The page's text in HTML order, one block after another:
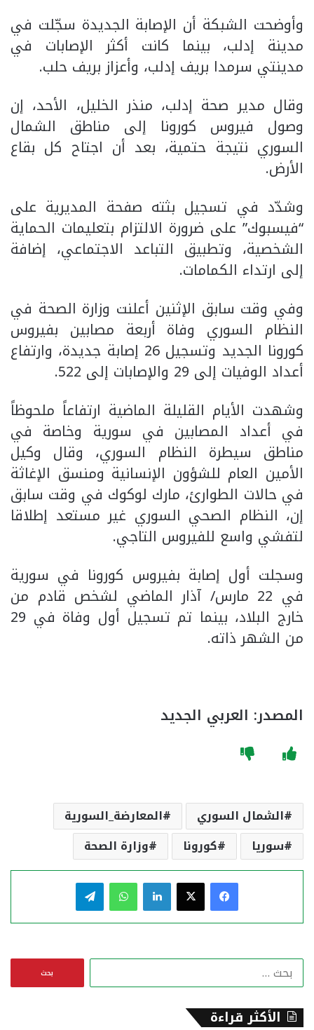
وأوضحت الشبكة أن الإصابة الجديدة سجّلت في
مدينة إدلب، بينما كانت أكثر الإصابات في
مدينتي سرمدا بريف إدلب، وأعزاز بريف حلب.
وقال مدير صحة إدلب، منذر الخليل، الأحد، إن
وصول فيروس كورونا إلى مناطق الشمال
السوري نتيجة حتمية، بعد أن اجتاح كل بقاع
الأرض.
وشدّد في تسجيل بثته صفحة المديرية على
“فيسبوك” على ضرورة الالتزام بتعليمات الحماية
الشخصية، وتطبيق التباعد الاجتماعي، إضافة
إلى ارتداء الكمامات.
وفي وقت سابق الإثنين أعلنت وزارة الصحة في
النظام السوري وفاة أربعة مصابين بفيروس
كورونا الجديد وتسجيل 26 إصابة جديدة، وارتفاع
أعداد الوفيات إلى 29 والإصابات إلى 522.
وشهدت الأيام القليلة الماضية ارتفاعاً ملحوظاً
في أعداد المصابين في سورية وخاصة في
مناطق سيطرة النظام السوري، وقال وكيل
الأمين العام للشؤون الإنسانية ومنسق الإغاثة
في حالات الطوارئ، مارك لوكوك في وقت سابق
إن، النظام الصحي السوري غير مستعد إطلاقا
لتفشي واسع للفيروس التاجي.
وسجلت أول إصابة بفيروس كورونا في سورية
في 22 مارس/ آذار الماضي لشخص قادم من
خارج البلاد، بينما تم تسجيل أول وفاة في 29
من الشهر ذاته.
المصدر: العربي الجديد
الشمال السوري
المعارضة_السورية
سوريا
كورونا وزارة الصحة
فيسبوك لينكدإن واتساب
الأكثر قراءة